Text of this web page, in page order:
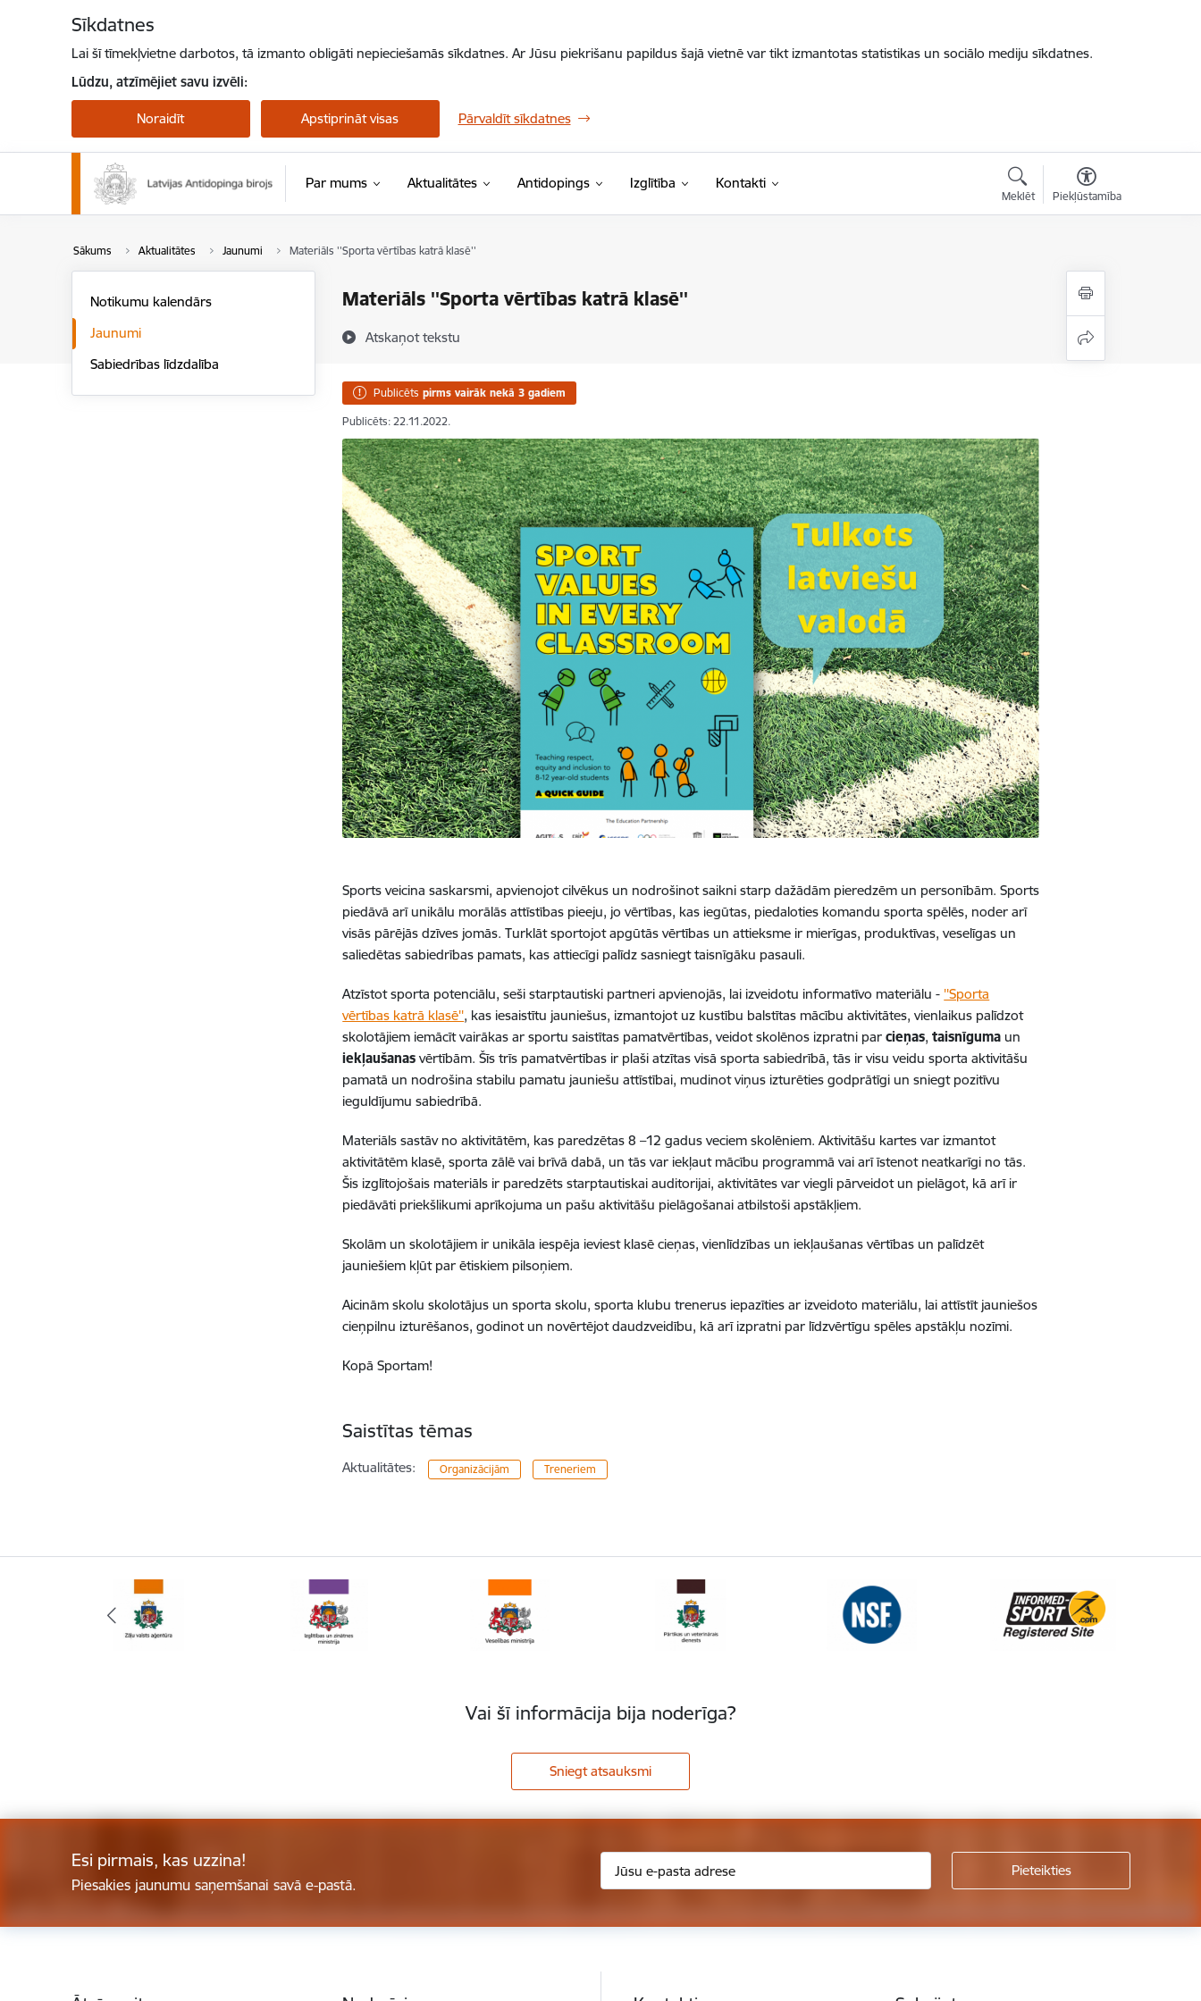
Sīkdatnes
Lai šī tīmekļvietne darbotos, tā izmanto obligāti nepieciešamās sīkdatnes. Ar Jūsu piekrišanu papildus šajā vietnē var tikt izmantotas statistikas un sociālo mediju sīkdatnes.
Lūdzu, atzīmējiet savu izvēli:
Noraidīt Apstiprināt visas Pārvaldīt sīkdatnes
Par mums Aktualitātes Antidopings Izglītība Kontakti
Meklēt Piekļūstamība
Sākums Aktualitātes Jaunumi Materiāls ''Sporta vērtības katrā klasē''
Materiāls ''Sporta vērtības katrā klasē''
Atskaņot tekstu
Notikumu kalendārs
Jaunumi
Sabiedrības līdzdalība
Publicēts pirms vairāk nekā 3 gadiem
Publicēts: 22.11.2022.
Sports veicina saskarsmi, apvienojot cilvēkus un nodrošinot saikni starp dažādām pieredzēm un personībām. Sports
piedāvā arī unikālu morālās attīstības pieeju, jo vērtības, kas iegūtas, piedaloties komandu sporta spēlēs, noder arī
visās pārējās dzīves jomās. Turklāt sportojot apgūtās vērtības un attieksme ir mierīgas, produktīvas, veselīgas un
saliedētas sabiedrības pamats, kas attiecīgi palīdz sasniegt taisnīgāku pasauli.
Atzīstot sporta potenciālu, seši starptautiski partneri apvienojās, lai izveidotu informatīvo materiālu - ''Sporta
vērtības katrā klasē'', kas iesaistītu jauniešus, izmantojot uz kustību balstītas mācību aktivitātes, vienlaikus palīdzot
skolotājiem iemācīt vairākas ar sportu saistītas pamatvērtības,veidot skolēnos izpratni parcieņas,taisnīguma un
iekļaušanas vērtībām. Šīs trīs pamatvērtības ir plaši atzītas visā sporta sabiedrībā, tās ir visu veidu sporta aktivitāšu
pamatā un nodrošina stabilu pamatu jauniešu attīstībai, mudinot viņus izturēties godprātīgi un sniegt pozitīvu
ieguldījumu sabiedrībā.
Materiāls sastāv no aktivitātēm, kas paredzētas 8 –12 gadus veciem skolēniem.Aktivitāšu kartes var izmantot
aktivitātēm klasē, sporta zālē vai brīvā dabā, un tās var iekļautmācību programmā vai arī īstenot neatkarīgi no tās.
Šis izglītojošais materiāls ir paredzēts starptautiskai auditorijai, aktivitātes var viegli pārveidot un pielāgot, kā arī ir
piedāvāti priekšlikumi aprīkojuma un pašu aktivitāšu pielāgošanai atbilstoši apstākļiem.
Skolām un skolotājiem ir unikāla iespēja ieviest klasē cieņas, vienlīdzības un iekļaušanas vērtības un palīdzēt
jauniešiem kļūt par ētiskiem pilsoņiem.
Aicinām skolu skolotājus un sporta skolu, sporta klubu trenerus iepazīties ar izveidoto materiālu, laiattīstīt jauniešos
cieņpilnu izturēšanos, godinot un novērtējot daudzveidību, kā arī izpratni par līdzvērtīgu spēles apstākļu nozīmi.
Kopā Sportam!
Saistītas tēmas
Aktualitātes: Organizācijām Treneriem
Vai šī informācija bija noderīga?
Sniegt atsauksmi
Esi pirmais, kas uzzina!
Piesakies jaunumu saņemšanai savā e-pastā.